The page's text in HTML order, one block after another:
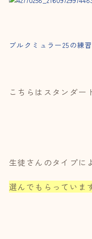
ブルクミュラー25の練
こちらはスタンダー
生徒さんのタイプに
選んでもらっていま